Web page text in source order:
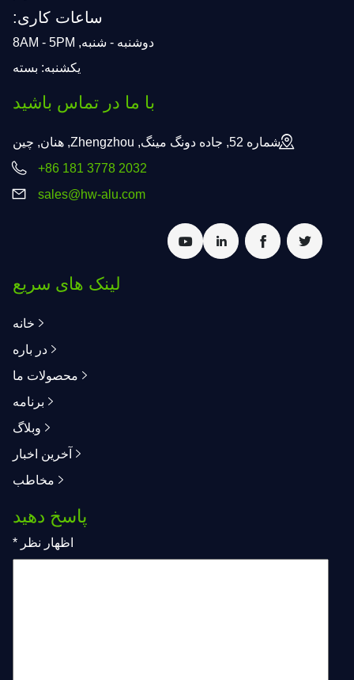
ساعات کاری:
دوشنبه - شنبه, 8AM - 5PM
یکشنبه: بسته
با ما در تماس باشید
شماره 52, جاده دونگ مینگ, Zhengzhou, هنان, چین
+86 181 3778 2032
sales@hw-alu.com
لینک های سریع
خانه
در باره
محصولات ما
برنامه
وبلاگ
آخرین اخبار
مخاطب
پاسخ دهید
اظهار نظر *